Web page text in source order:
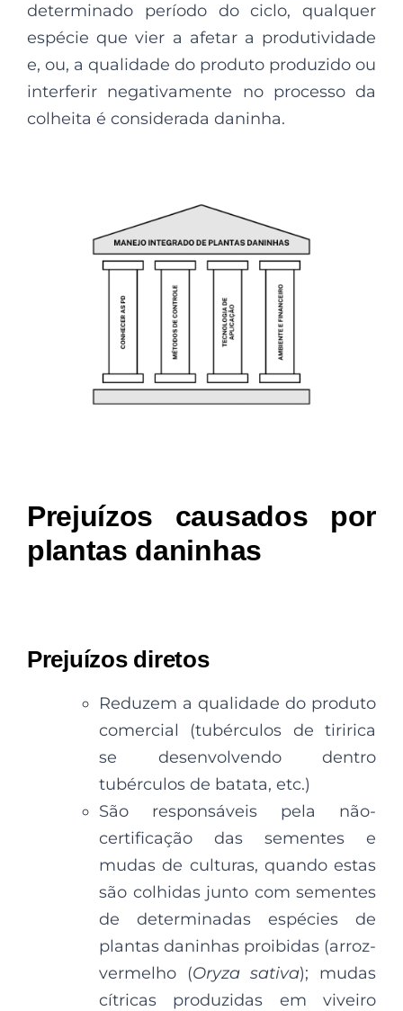
determinado período do ciclo, qualquer
espécie que vier a afetar a produtividade
e, ou, a qualidade do produto produzido ou
interferir negativamente no processo da
colheita é considerada daninha.
Prejuízos causados por
plantas daninhas
Prejuízos diretos
Reduzem a qualidade do produto
comercial (tubérculos de tiririca
se desenvolvendo dentro
tubérculos de batata, etc.)
São responsáveis pela não-
certificação das sementes e
mudas de culturas, quando estas
são colhidas junto com sementes
de determinadas espécies de
plantas daninhas proibidas (arroz-
vermelho (Oryza sativa); mudas
cítricas produzidas em viveiro